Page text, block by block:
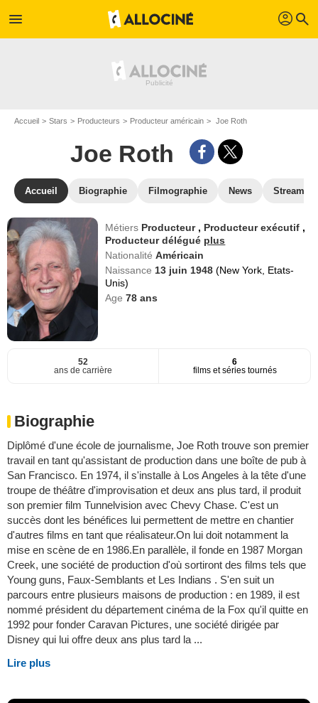
menu profil search
Accueil Stars Producteurs Producteur américain Joe Roth
Joe Roth
Accueil Biographie Filmographie News Streaming
Métiers Producteur , Producteur exécutif ,
Producteur délégué plus
NationalitéAméricain
Naissance 13 juin 1948(New York, Etats-
Unis)
Age78 ans
52
ans de carrière
6
films et séries tournés
Biographie
Diplômé d'une école de journalisme, Joe Roth trouve son premier
travail en tant qu'assistant de production dans une boîte de pub à
San Francisco. En 1974, il s'installe à Los Angeles à la tête d'une
troupe de théâtre d'improvisation et deux ans plus tard, il produit
son premier film Tunnelvision avec Chevy Chase. C'est un
succès dont les bénéfices lui permettent de mettre en chantier
d'autres films en tant que réalisateur.On lui doit notamment la
mise en scène de en 1986.En parallèle, il fonde en 1987 Morgan
Creek, une société de production d'où sortiront des films tels que
Young guns, Faux-Semblants et Les Indians . S'en suit un
parcours entre plusieurs maisons de production : en 1989, il est
nommé président du département cinéma de la Fox qu'il quitte en
1992 pour fonder Caravan Pictures, une société dirigée par
Disney qui lui offre deux ans plus tard la ...
Lire plus